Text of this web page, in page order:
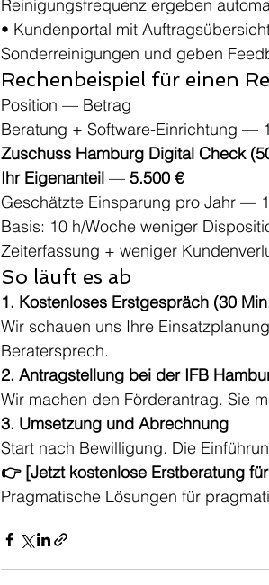
Reinigungsfrequenz ergeben
• Kundenportal mit
Sonderreinigungen und geben
Rechenbeispiel für einen
Position — Betrag
Beratung + Software-Einrichtung —
Zuschuss Hamburg Digital Check
Ihr Eigenanteil — 5.500 €
Geschätzte Einsparung pro Jahr —
Basis: 10 h/Woche weniger
Zeiterfassung + weniger
So läuft es ab
1. Kostenloses Erstgespräch (30
Wir schauen uns Ihre
Beratersprech.
2. Antragstellung bei der IFB
Wir machen den Förderantrag. Sie
3. Umsetzung und Abrechnung
Start nach Bewilligung. Die
👉 [Jetzt kostenlose Erstberatung
Pragmatische Lösungen für